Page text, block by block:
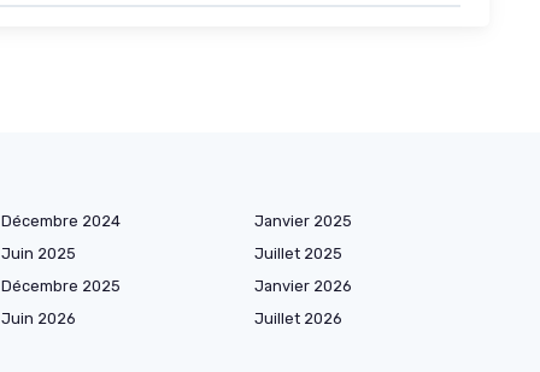
Décembre 2024
Janvier 2025
Juin 2025
Juillet 2025
Décembre 2025
Janvier 2026
Juin 2026
Juillet 2026